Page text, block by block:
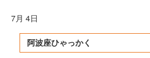
7月 4日
阿波座ひゃっかく